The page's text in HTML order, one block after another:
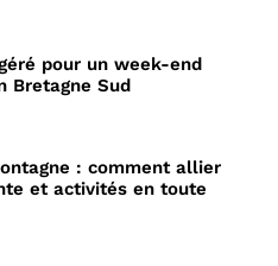
pour un week-end
Bretagne Sud
: comment allier
et activités en toute